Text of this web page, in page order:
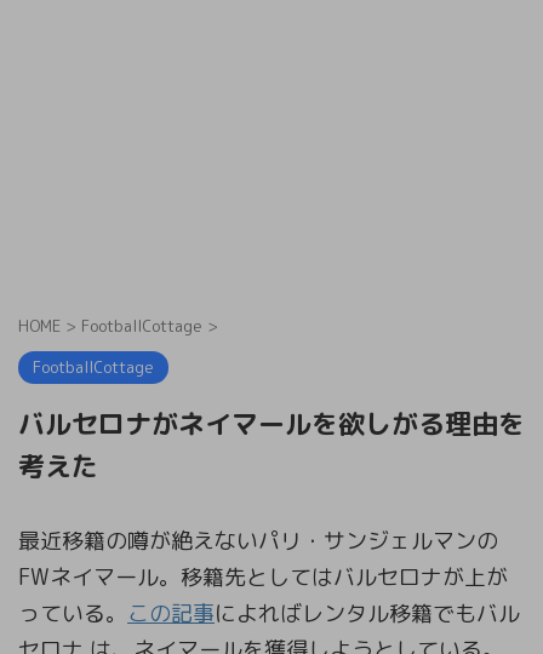
HOME > FootballCottage >
FootballCottage
バルセロナがネイマールを欲しがる理由を
考えた
最近移籍の噂が絶えないパリ・サンジェルマンの
FWネイマール。移籍先としてはバルセロナが上が
っている。 この記事によればレンタル移籍でもバル